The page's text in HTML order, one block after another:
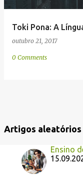
Toki Pona: A
outubro 21, 2017
0 Comments
Artigos aleatórios
Ensino